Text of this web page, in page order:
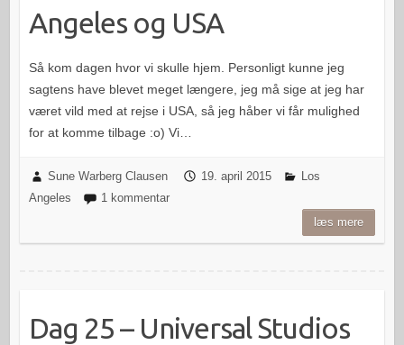
Angeles og USA
Så kom dagen hvor vi skulle hjem. Personligt kunne jeg
sagtens have blevet meget længere, jeg må sige at jeg har
været vild med at rejse i USA, så jeg håber vi får mulighed
for at komme tilbage :o) Vi…
Sune Warberg Clausen 19. april 2015
Los
Angeles
1 kommentar
læs mere
Dag 25 – Universal Studios